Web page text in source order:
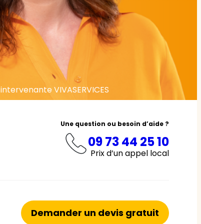
VIVASERVICES
Une question ou besoin d’aide ?
09 73 44 25 10
Prix d’un appel local
Demander un devis gratuit